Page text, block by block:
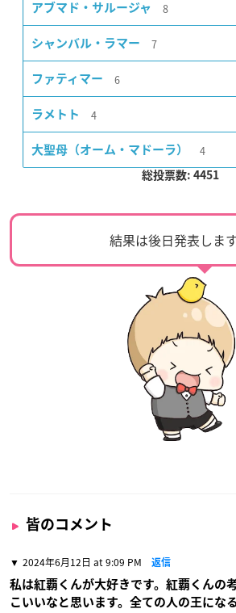
アブマド・サルージャ 8
シャンバル・ラマー 7
ファティマー 6
ラメトト 4
大聖母（オーム・マドーラ） 4
総投票数: 4451
結果は後日発表しま
皆のコメント
2024年6月12日 at 9:09 PM 返信
私は紅覇くんが大好きです。紅覇くんの
こいいなと思います。全ての人の王にな